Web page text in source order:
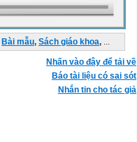
Bài mẫu, Sách giáo khoa, ...
Nhấn vào đây để tải về
Báo tài liệu có sai sót
Nhắn tin cho tác giả